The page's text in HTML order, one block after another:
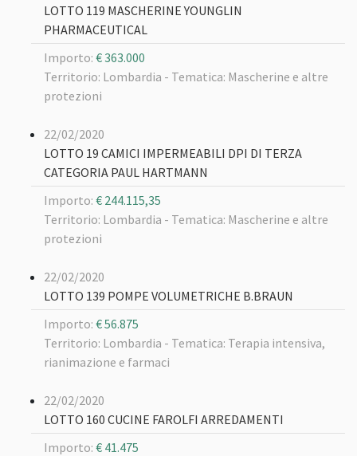
LOTTO 119 MASCHERINE YOUNGLIN
PHARMACEUTICAL
Importo: € 363.000
Territorio: Lombardia - Tematica: Mascherine e altre
protezioni
22/02/2020
LOTTO 19 CAMICI IMPERMEABILI DPI DI TERZA
CATEGORIA PAUL HARTMANN
Importo: € 244.115,35
Territorio: Lombardia - Tematica: Mascherine e altre
protezioni
22/02/2020
LOTTO 139 POMPE VOLUMETRICHE B.BRAUN
Importo: € 56.875
Territorio: Lombardia - Tematica: Terapia intensiva,
rianimazione e farmaci
22/02/2020
LOTTO 160 CUCINE FAROLFI ARREDAMENTI
Importo: € 41.475